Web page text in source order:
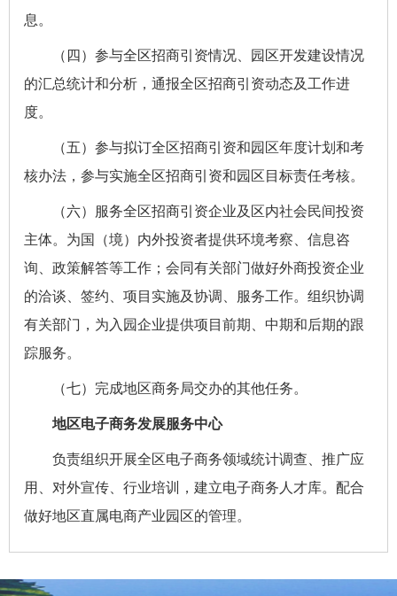
息。
（四）参与全区招商引资情况、园区开发建设情况
的汇总统计和分析，通报全区招商引资动态及工作进
度。
（五）参与拟订全区招商引资和园区年度计划和考
核办法，参与实施全区招商引资和园区目标责任考核。
（六）服务全区招商引资企业及区内社会民间投资
主体。为国（境）内外投资者提供环境考察、信息咨
询、政策解答等工作 ； 会同有关部门做好外商投资企业
的洽谈、签约、项目实施及协调、服务工作。组织协调
有关部门，为入园企业提供项目前期、中期和后期的跟
踪服务。
（七）完成地区商务局交办的其他任务。
地区电子商务发展服务中心
负责组织开展全区电子商务领域统计调查、推广应
用、对外宣传、行业培训，建立电子商务人才库。配合
做好地区直属电商产业园区的管理。